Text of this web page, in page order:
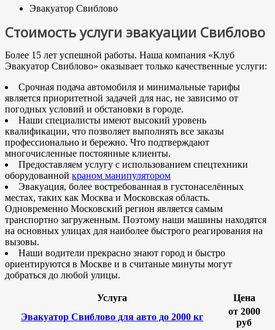
Эвакуатор Свиблово
Стоимость услуги эвакуации Свиблово
Более 15 лет успешной работы. Наша компания «Клуб
Эвакуатор Свиблово» оказывает только качественные услуги:
Срочная подача автомобиля и минимальные тарифы
является приоритетной задачей для нас, не зависимо от
погодных условий и обстановки в городе.
Наши специалисты имеют высокий уровень
квалификации, что позволяет выполнять все заказы
профессионально и бережно. Что подтверждают
многочисленные постоянные клиенты.
Предоставляем услугу с использованием спецтехники
оборудованной краном манипулятором
Эвакуация, более востребованная в густонаселённых
местах, таких как Москва и Московская область.
Одновременно Московский регион является самым
транспортно загруженным. Поэтому наши машины находятся
на основных улицах для наиболее быстрого реагирования на
вызовы.
Наши водители прекрасно знают город и быстро
ориентируются в Москве и в считаные минуты могут
добраться до любой улицы.
Услуга
Цена
Эвакуатор Свиблово для авто до 2000 кг
от 2000
руб